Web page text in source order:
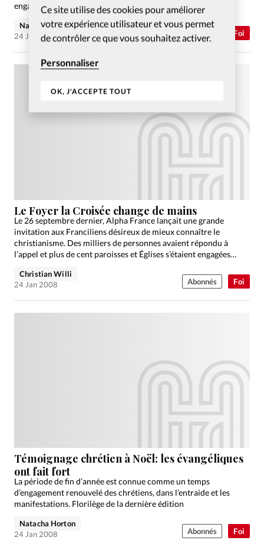
Ce site utilise des cookies pour améliorer
votre expérience utilisateur et vous permet
de contrôler ce que vous souhaitez activer.
Personnaliser
OK, J'ACCEPTE TOUT
Foi
engagés? Que sont devenus les autres? Une…
Natacha Horton
24 Jan 2008
Abonnés
Foi
Le Foyer la Croisée change de mains
Le 26 septembre dernier, Alpha France lançait une grande
invitation aux Franciliens désireux de mieux connaître le
christianisme. Des milliers de personnes avaient répondu à
l’appel et plus de cent paroisses et Églises s’étaient engagées…
Christian Willi
24 Jan 2008
Abonnés
Foi
Témoignage chrétien à Noël: les évangéliques
ont fait fort
La période de fin d’année est connue comme un temps
d’engagement renouvelé des chrétiens, dans l’entraide et les
manifestations. Florilège de la dernière édition
Natacha Horton
24 Jan 2008
Abonnés